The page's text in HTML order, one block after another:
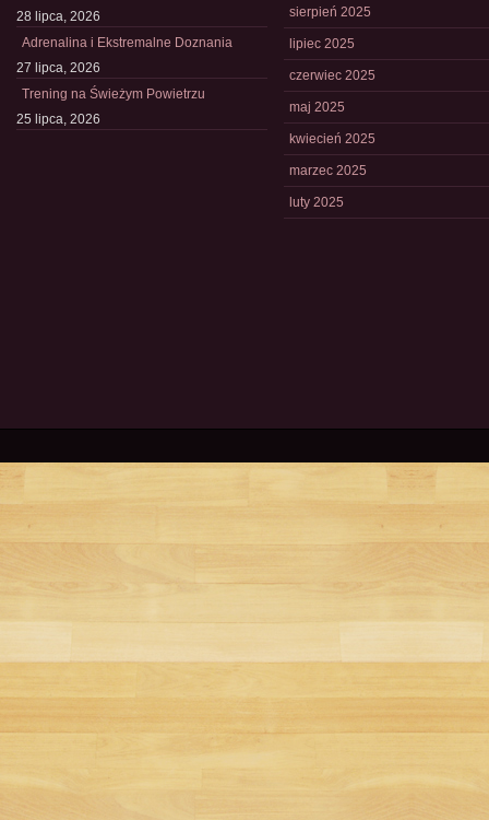
28 lipca, 2026
Adrenalina i Ekstremalne Doznania
27 lipca, 2026
Trening na Świeżym Powietrzu
25 lipca, 2026
sierpień 2025
lipiec 2025
czerwiec 2025
maj 2025
kwiecień 2025
marzec 2025
luty 2025